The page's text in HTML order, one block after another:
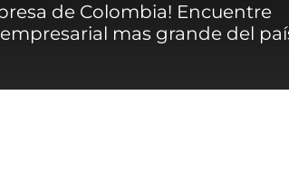
de Colombia! Encuentre
mas grande del